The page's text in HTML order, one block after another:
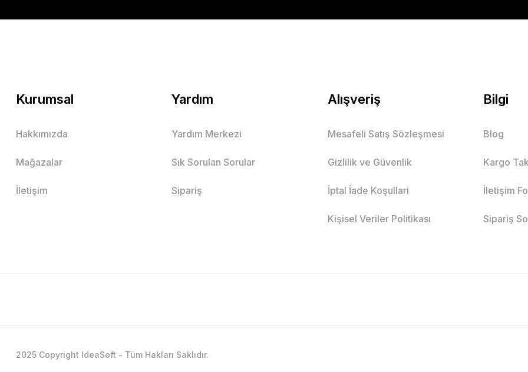
Kurumsal
Hakkımızda
Mağazalar
İletişim
Yardım
Yardım Merkezi
Sık Sorulan Sorular
Sipariş
Alışveriş
Mesafeli Satış Sözleşmesi
Gizlilik ve Güvenlik
İptal İade Koşullari
Kişisel Veriler Politikası
Bilgi
Blog
Kargo
İletişim
Sipariş
2025 Copyright IdeaSoft - Tüm Hakları Saklıdır.